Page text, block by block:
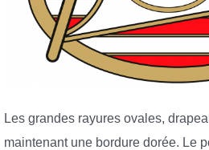
Les grandes rayures ovales,
maintenant une bordure dorée. Le